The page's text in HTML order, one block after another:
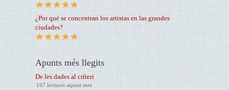
¿Por qué se concentran los artistas en las grandes
ciudades?
Apunts més llegits
De les dades al críteri
197 lectures aquest mes